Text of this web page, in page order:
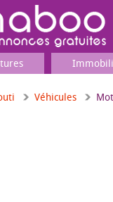
Véhicules